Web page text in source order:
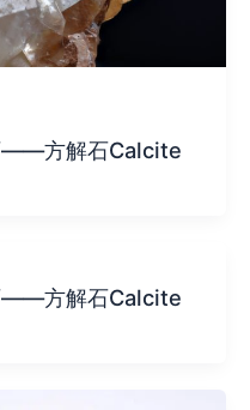
——方解石Calcite
——方解石Calcite